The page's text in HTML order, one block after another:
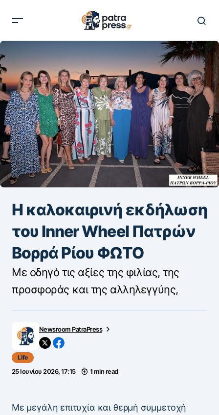
Η καλοκαιρινή εκδήλωση
του Inner Wheel Πατρών
Βορρά Ρίου ΦΩΤΟ
Με οδηγό τις αξίες της φιλίας, της
προσφοράς και της αλληλεγγύης,
Newsroom PatraPress
Life
25 Ιουνίου 2026, 17:15 1 min read
Με μεγάλη επιτυχία και θερμή συμμετοχή